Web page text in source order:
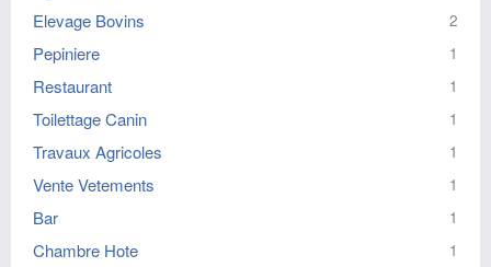
Elevage Bovins 2
Pepiniere 1
Restaurant 1
Toilettage Canin 1
Travaux Agricoles 1
Vente Vetements 1
Bar 1
Chambre Hote 1